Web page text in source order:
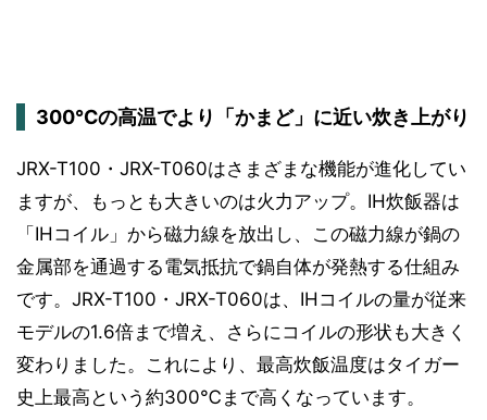
300℃の高温でより「かまど」に近い炊き上がり
JRX-T100・JRX-T060はさまざまな機能が進化してい
ますが、もっとも大きいのは火力アップ。IH炊飯器は
「IHコイル」から磁力線を放出し、この磁力線が鍋の
金属部を通過する電気抵抗で鍋自体が発熱する仕組み
です。JRX-T100・JRX-T060は、IHコイルの量が従来
モデルの1.6倍まで増え、さらにコイルの形状も大きく
変わりました。これにより、最高炊飯温度はタイガー
史上最高という約300℃まで高くなっています。